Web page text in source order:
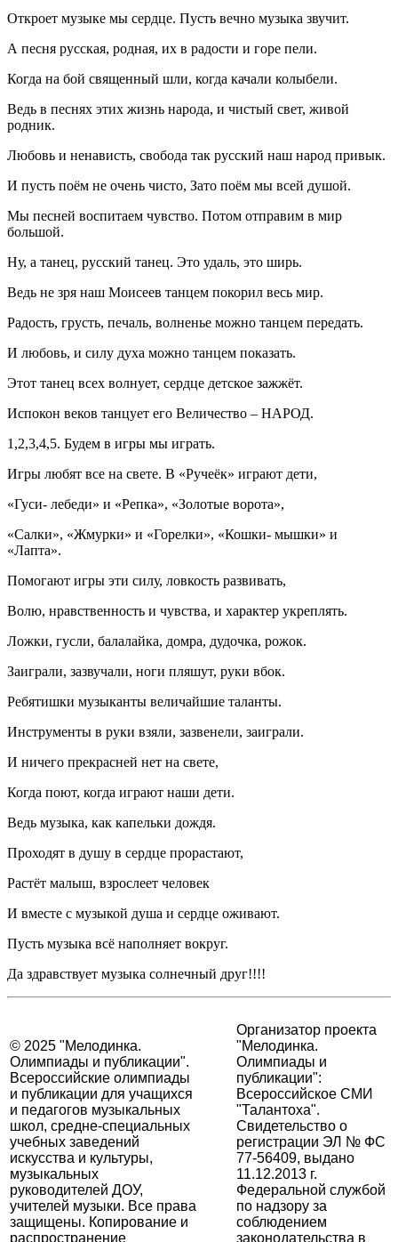
Откроет музыке мы сердце. Пусть вечно музыка звучит.
А песня русская, родная, их в радости и горе пели.
Когда на бой священный шли, когда качали колыбели.
Ведь в песнях этих жизнь народа, и чистый свет, живой
родник.
Любовь и ненависть, свобода так русский наш народ привык.
И пусть поём не очень чисто, Зато поём мы всей душой.
Мы песней воспитаем чувство. Потом отправим в мир
большой.
Ну, а танец, русский танец. Это удаль, это ширь.
Ведь не зря наш Моисеев танцем покорил весь мир.
Радость, грусть, печаль, волненье можно танцем передать.
И любовь, и силу духа можно танцем показать.
Этот танец всех волнует, сердце детское зажжёт.
Испокон веков танцует его Величество – НАРОД.
1,2,3,4,5. Будем в игры мы играть.
Игры любят все на свете. В «Ручеёк» играют дети,
«Гуси- лебеди» и «Репка», «Золотые ворота»,
«Салки», «Жмурки» и «Горелки», «Кошки- мышки» и
«Лапта».
Помогают игры эти силу, ловкость развивать,
Волю, нравственность и чувства, и характер укреплять.
Ложки, гусли, балалайка, домра, дудочка, рожок.
Заиграли, зазвучали, ноги пляшут, руки вбок.
Ребятишки музыканты величайшие таланты.
Инструменты в руки взяли, зазвенели, заиграли.
И ничего прекрасней нет на свете,
Когда поют, когда играют наши дети.
Ведь музыка, как капельки дождя.
Проходят в душу в сердце прорастают,
Растёт малыш, взрослеет человек
И вместе с музыкой душа и сердце оживают.
Пусть музыка всё наполняет вокруг.
Да здравствует музыка солнечный друг!!!!
© 2025 "Мелодинка.
Олимпиады и публикации".
Всероссийские олимпиады
и публикации для учащихся
и педагогов музыкальных
школ, средне-специальных
учебных заведений
искусства и культуры,
музыкальных
руководителей ДОУ,
учителей музыки. Все права
защищены. Копирование и
распространение
Организатор проекта
"Мелодинка.
Олимпиады и
публикации":
Всероссийское СМИ
"Талантоха".
Свидетельство о
регистрации ЭЛ № ФС
77-56409, выдано
11.12.2013 г.
Федеральной службой
по надзору за
соблюдением
законодательства в